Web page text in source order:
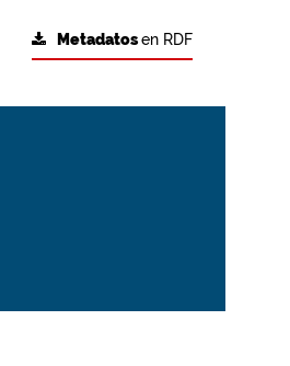
Metadatosen RDF